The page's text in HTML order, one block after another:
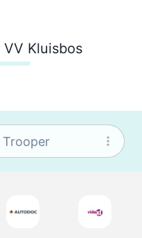
VV Kluisbos